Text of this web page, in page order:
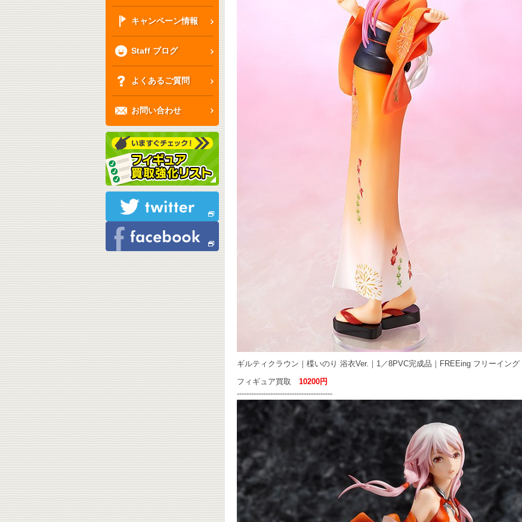
キャンペーン情報
Staff ブログ
よくあるご質問
お問い合わせ
ギルティクラウン｜楪いのり 浴衣Ver.｜1／8PVC完成品｜FREEing フリーイング
フィギュア買取 10200円
----------------------------------------